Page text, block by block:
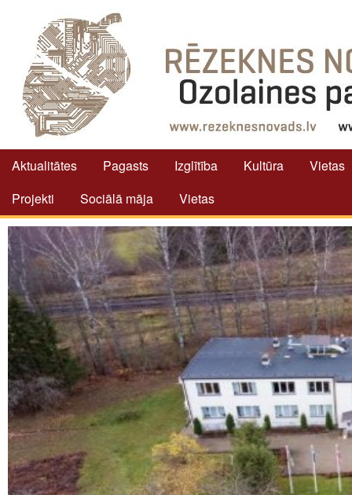
Aktualitātes Pagasts Izglītība Kultūra
Vietas
Projekti
Sociālā māja Vietas